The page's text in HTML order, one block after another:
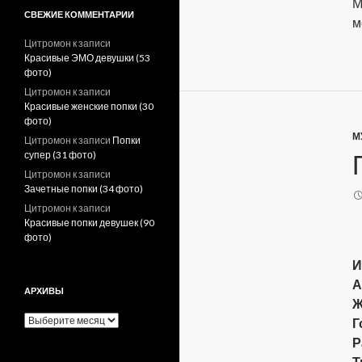
СВЕЖИЕ КОММЕНТАРИИ
Цитромон к записи
Красивые ЭМО девушки (53
фото)
Цитромон к записи
Красивые женские попки (30
фото)
Цитромон к записи Попки
супер (31 фото)
Цитромон к записи
Зачетные попки (34 фото)
Цитромон к записи
Красивые попки девушек (90
фото)
АРХИВЫ
А